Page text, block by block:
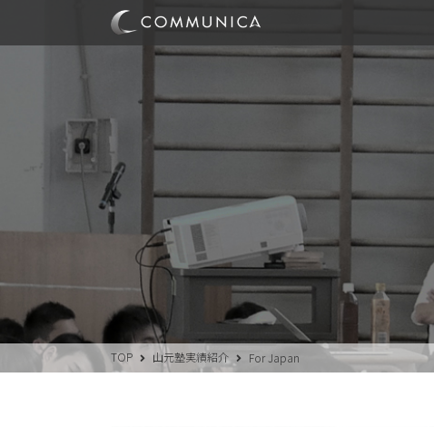
TOP 山元塾実績紹介 For Japan